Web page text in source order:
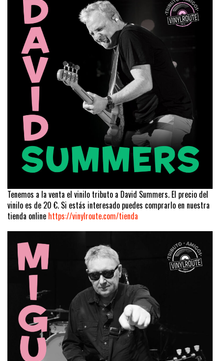
Tenemos a la venta el vinilo tributo a David Summers. El precio del
vinilo es de 20 €. Si estás interesado puedes comprarlo en nuestra
tienda online https://vinylroute.com/tienda